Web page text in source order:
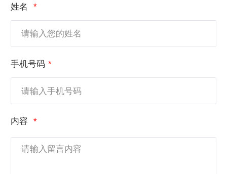
姓名
手机号码
内容